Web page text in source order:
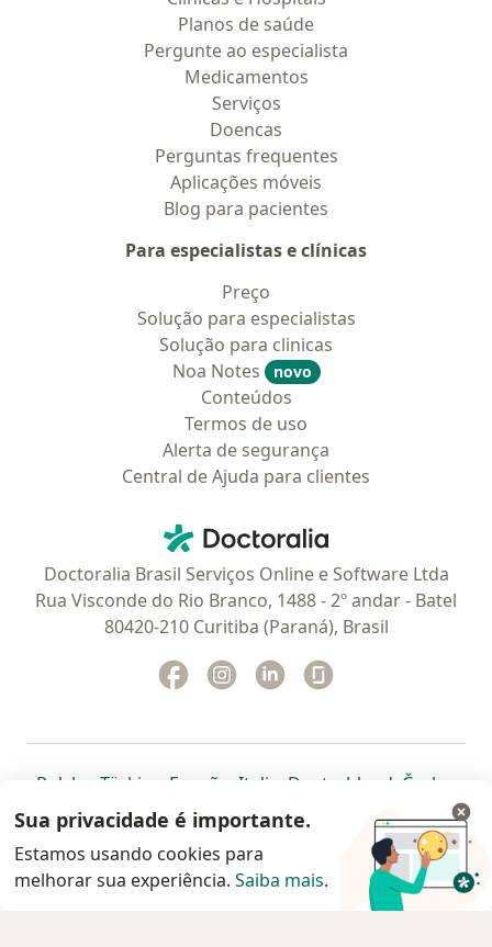
Planos de saúde
Pergunte ao especialista
Medicamentos
Serviços
Doencas
Perguntas frequentes
Aplicações móveis
Blog para pacientes
Para especialistas e clínicas
Preço
Solução para especialistas
Solução para clinicas
Noa Notes
novo
Conteúdos
Termos de uso
Alerta de segurança
Central de Ajuda para clientes
Doctoralia - Homepage
Doctoralia Brasil Serviços Online e Software Ltda
Rua Visconde do Rio Branco, 1488 - 2º andar - Batel
80420-210 Curitiba (Paraná), Brasil
Facebook
abre num novo separador
Instagram
abre num novo separador
Linkedin
abre num novo
Polska abre num novo separador
Türkiye abre num novo separador
España abre num novo separador
Italia abre num novo
Deutschlandabre num
Česko
Portugal abre num novo separador
, México abre num novo separador
, abre num novo separador
Brasil abre num novoabre num
abre
Colombia abre num novo
www.doctoralia.com.br © 2026 - Agende agora sua
Sua privacidade é importante.
Estamos usando cookies para
melhorar sua experiência. Saiba mais.